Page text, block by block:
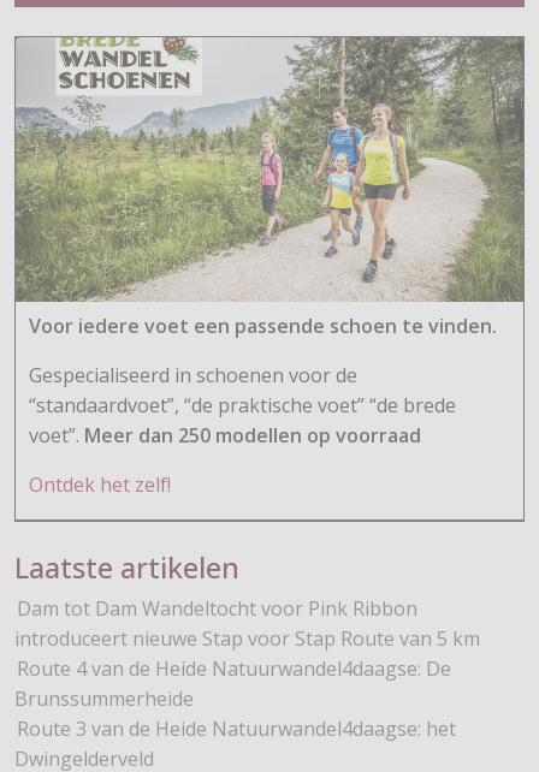
Voor iedere voet een passende schoen te vinden.
Gespecialiseerd in schoenen voor de
“standaardvoet”, “de praktische voet” “de brede
voet”. Meer dan 250 modellen op voorraad
Ontdek het zelf!
Laatste artikelen
Dam tot Dam Wandeltocht voor Pink Ribbon
introduceert nieuwe Stap voor Stap Route van 5 km
Route 4 van de Heide Natuurwandel4daagse: De
Brunssummerheide
Route 3 van de Heide Natuurwandel4daagse: het
Dwingelderveld